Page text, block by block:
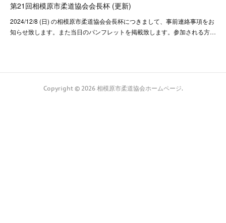
第21回相模原市柔道協会会長杯 (更新)
2024/12/8 (日) の相模原市柔道協会会長杯につきまして、事前連絡事項をお
知らせ致します。また当日のパンフレットを掲載致します。参加される方…
Copyright © 2026 相模原市柔道協会ホームページ.